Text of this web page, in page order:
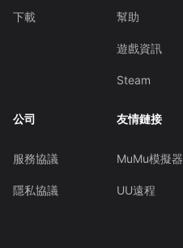
下載 幫助
遊戲資訊
Steam
公司
服務協議
隱私協議
友情鏈接
MuMu模擬器
UU遠程